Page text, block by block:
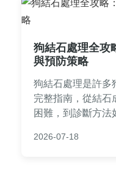
狗結石處理全攻
與預防策略
狗結石處理是許多
完整指南，從結石
困難，到診斷方法
飲食調整與生活習
2026-07-18